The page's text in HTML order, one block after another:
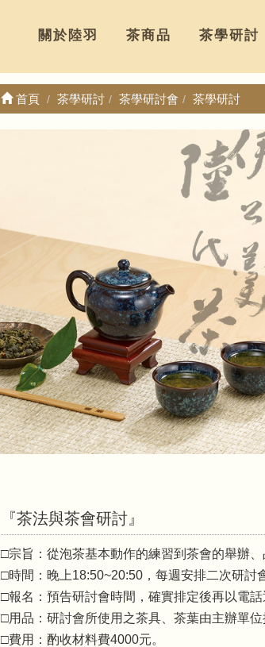
關於陸羽 茶商品 茶學研討
首頁 茶學研討 茶學研討會 茶學研討
『茶法與茶會研討』
□宗旨：從泡茶基本動作的練習到茶會的舉辦
□時間：晚上18:50~20:50，每週安排二次研討
□報名：預告研討會時間，確實排定後再以電話
□用品：研討會所使用之茶具、茶葉由主辦單位
□費用：酌收材料費4000元。